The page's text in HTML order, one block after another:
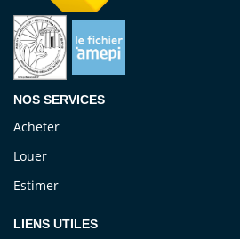
NOS SERVICES
Acheter
Louer
Estimer
LIENS UTILES